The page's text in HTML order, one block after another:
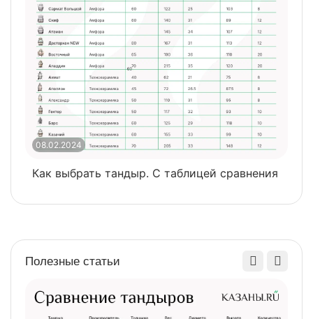
08.02.2024
Как выбрать тандыр. С таблицей сравнения
Полезные статьи